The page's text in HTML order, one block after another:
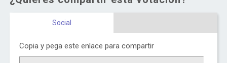
Social
Copia y pega este enlace para compartir